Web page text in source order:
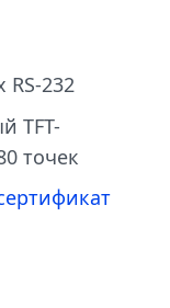
RS-232
TFT-
точек